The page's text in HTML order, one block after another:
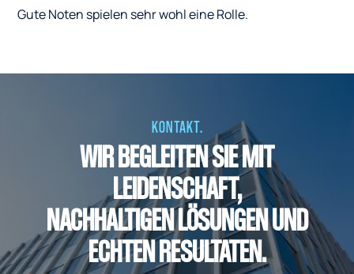
Gute Noten spielen sehr wohl eine Rolle.
KONTAKT.
WIR BEGLEITEN SIE MIT
LEIDENSCHAFT,
NACHHALTIGEN LÖSUNGEN UND
ECHTEN RESULTATEN.